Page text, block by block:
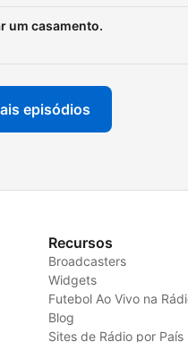
um casamento.
episódios
Recursos
Broadcasters
Widgets
Futebol Ao Vivo na
Blog
Sites de Rádio por País